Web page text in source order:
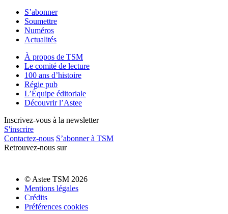
S’abonner
Soumettre
Numéros
Actualités
À propos de TSM
Le comité de lecture
100 ans d’histoire
Régie pub
L’Équipe éditoriale
Découvrir l’Astee
Inscrivez-vous à la newsletter
S'inscrire
Contactez-nous S’abonner à TSM
Retrouvez-nous sur
© Astee TSM 2026
Mentions légales
Crédits
Préférences cookies